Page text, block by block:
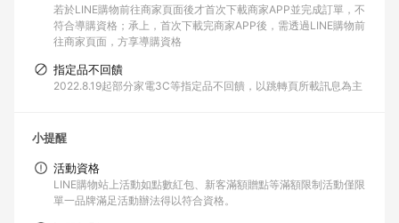
若於LINE購物前往商家頁面後才首次下載商家APP並完成訂單，不
符合導購資格；承上，首次下載完商家APP後，需透過LINE購物前
往商家頁面，方享導購資格
指定品不回饋
2022.8.19起部分家電3C等指定品不回饋，以跳轉頁所載訊息為主
小提醒
活動資格
LINE購物站上活動如點數紅包、新客滿額贈點等滿額限制活動僅限
單一品牌滿足活動辦法得以符合資格。